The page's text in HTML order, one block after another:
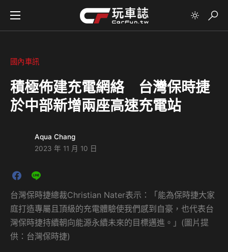
國內車訊
積極佈建充電網絡 台灣保時捷
於中部新增兩座高速充電站
Aqua Chang
2023 年 11 月 10 日
台灣保時捷總裁Christian Nater表示：「能為保時捷大家
庭打造專屬且頂級的充電體驗使我們感到自豪，也代表台
灣保時捷持續朝向能源永續未來的目標邁進。」(圖片提
供：台灣保時捷)